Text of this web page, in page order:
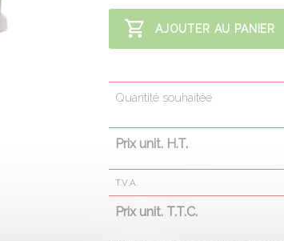
AJOUTER AU PANIER
Quantité souhaitée
Prix unit. H.T.
T.V.A.
Prix unit. T.T.C.